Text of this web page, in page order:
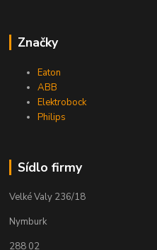
Značky
Eaton
ABB
Elektrobock
Philips
Sídlo firmy
Velké Valy 236/18
Nymburk
288 02